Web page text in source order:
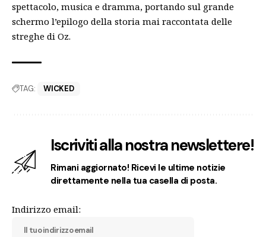
spettacolo, musica e dramma, portando sul grande
schermo l’epilogo della storia mai raccontata delle
streghe di Oz.
TAG: WICKED
Iscriviti alla nostra newslettere!
Rimani aggiornato! Ricevi le ultime notizie
direttamente nella tua casella di posta.
Indirizzo email: